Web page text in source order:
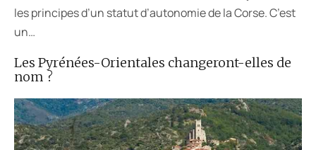
Les Pyrénées-Orientales changeront-elles de
nom ?
les principes d’un statut d’autonomie de la Corse. C’est
un…